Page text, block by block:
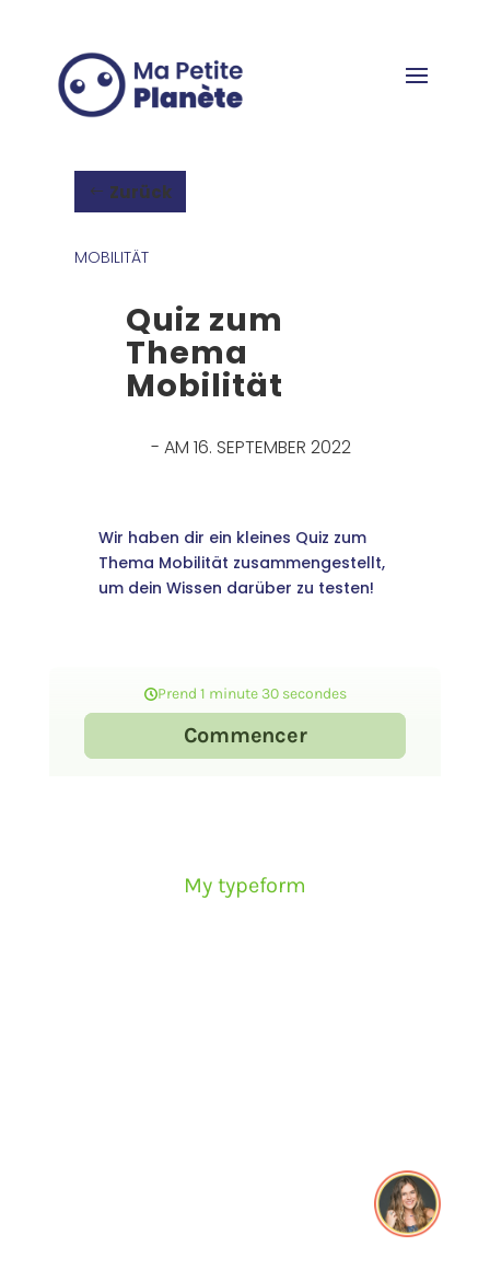
Zurück
MOBILITÄT
Quiz zum
Thema
Mobilität
- AM 16. SEPTEMBER 2022
Wir haben dir ein kleines Quiz zum
Thema Mobilität zusammengestellt,
um dein Wissen darüber zu testen!